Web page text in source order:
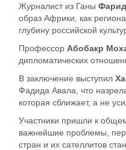
Журналист из Ганы
образ Африки, как
глубину российской
Профессор Абобакр
дипломатических
В заключение выступил
Фадида Авала, что
которая сближает, а не
Участники пришли к
важнейшие проблемы,
стран и их сателлитов